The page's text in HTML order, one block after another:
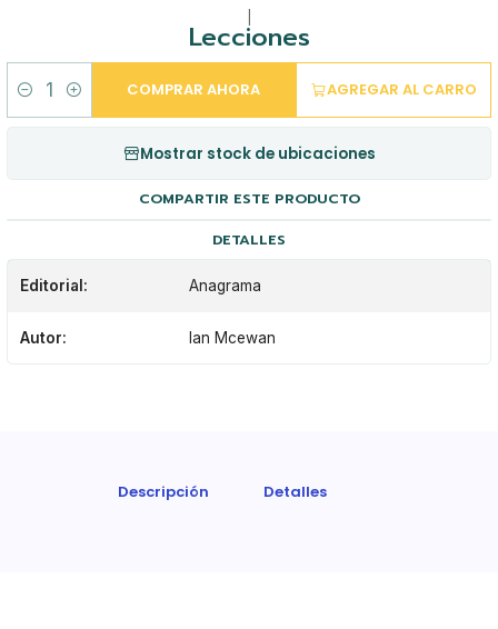
Lecciones
Cantidad
AGREGAR AL CARRO
COMPRAR AHORA
Mostrar stock de ubicaciones
COMPARTIR ESTE PRODUCTO
DETALLES
Editorial: Anagrama
Autor: Ian Mcewan
Descripción Detalles